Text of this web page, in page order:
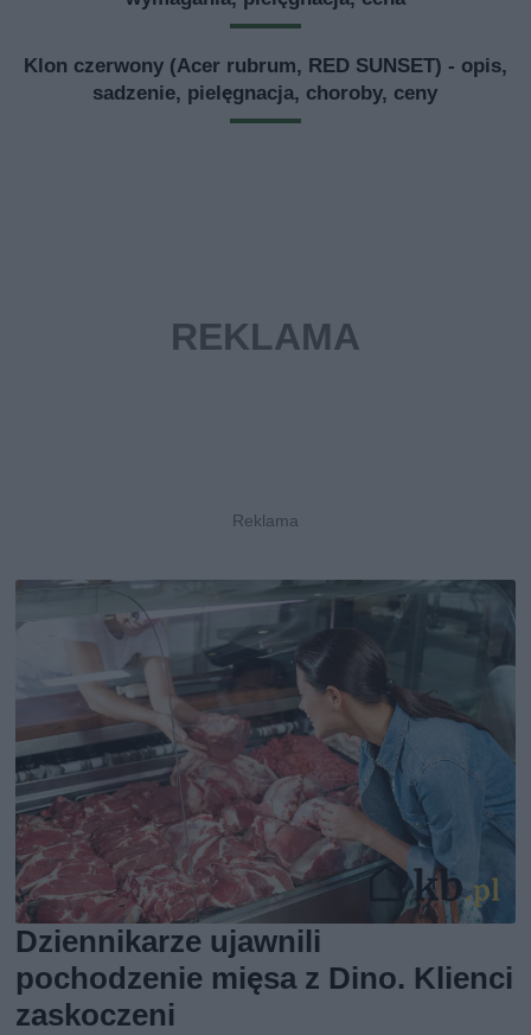
Klon czerwony (Acer rubrum, RED SUNSET) - opis,
sadzenie, pielęgnacja, choroby, ceny
Dziennikarze ujawnili
pochodzenie mięsa z Dino. Klienci
zaskoczeni